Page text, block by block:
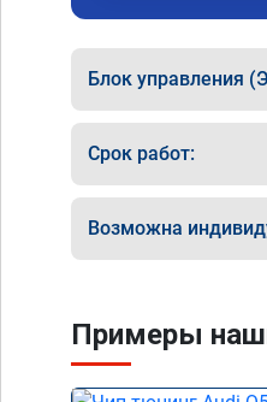
Блок управления
Срок работ:
Возможна
Примеры